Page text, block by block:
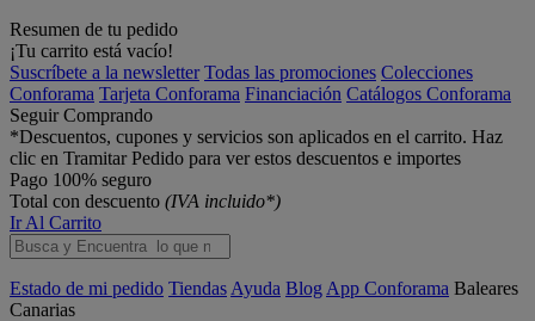
Resumen de tu pedido
¡Tu carrito está vacío!
Suscríbete a la newsletter Todas las promociones Colecciones
Conforama Tarjeta Conforama Financiación Catálogos Conforama
Seguir Comprando
*Descuentos, cupones y servicios son aplicados en el carrito. Haz
clic en Tramitar Pedido para ver estos descuentos e importes
Pago 100% seguro
Total con descuento (IVA incluido*)
Ir Al Carrito
Estado de mi pedido Tiendas Ayuda Blog App Conforama Baleares
Canarias